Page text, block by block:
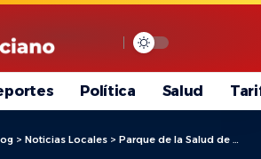
Política Salud
> Noticias Locales > Parque de la Salud de Higüey es declarado primer parque libre de humo de República Dominicana